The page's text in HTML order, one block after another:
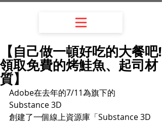
【自己做一頓好吃的大餐吧!
領取免費的烤鮭魚、起司材
質】
Adobe在去年的7/11為旗下的
Substance 3D
創建了一個線上資源庫「Substance 3D